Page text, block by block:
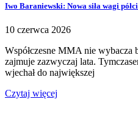
Iwo Baraniewski: Nowa siła wagi
10 czerwca 2026
Współczesne MMA nie wybacza
zajmuje zazwyczaj lata.
wjechał do największej
Czytaj więcej